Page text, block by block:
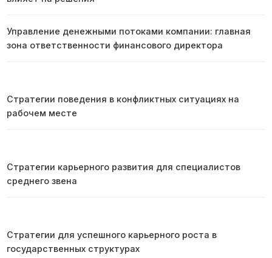
Управление денежными потоками компании: главная
зона ответственности финансового директора
Стратегии поведения в конфликтных ситуациях на
рабочем месте
Стратегии карьерного развития для специалистов
среднего звена
Стратегии для успешного карьерного роста в
государственных структурах